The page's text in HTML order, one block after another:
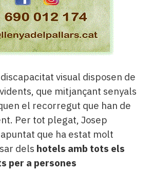
visual disposen de
que mitjançant senyals
el recorregut que han de
Per tot plegat, Josep
que ha estat molt
dels hotels amb tots els
per a persones